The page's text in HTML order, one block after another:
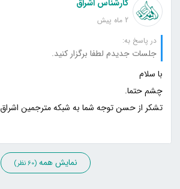
کارشناس اشراق
2 ماه پیش
در پاسخ به:
جلسات جدیدم لطفا برگزار کنید.
تشکر از حسن توجه شما به شبکه مترجمین اشراق
نمایش همه (60 نظر)